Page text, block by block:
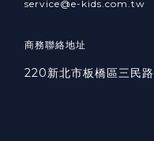
service@e-kids.com.tw
商務聯絡地址
220新北市板橋區三民